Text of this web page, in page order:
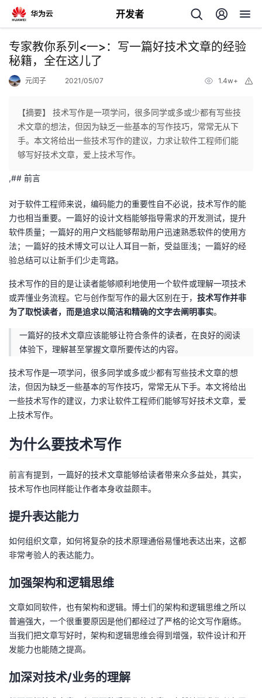
开发者
返
回
个
主
页
的
开
发
者
我
的
博
客
我
的
论
我
的
子
我
直
播
的
活
动
我
的
关
注
我
的
开
学
堂
我
我
的
我
持
我
的
我
专家教你系列<一>：写一篇好技术文章的经验
秘籍，全在这儿了
元闰子 2021/05/07 1.4w+
【摘要】 技术写作是一项学问，很多同学或多或少都有写些技
术文章的想法，但因为缺乏一些基本的写作技巧，常常无从下
手。本文将给出一些技术写作的建议，力求让软件工程师们能
够写好技术文章，爱上技术写作。
,## 前言
对于软件工程师来说，编码能力的重要性自不必说，技术写作的能
力也相当重要。一篇好的设计文档能够指导需求的开发测试，提升
软件质量；一篇好的用户文档能够帮助用户迅速熟悉软件的使用方
法；一篇好的技术博文可以让人耳目一新，受益匪浅；一篇好的经
验总结可以让新手们少走弯路。
技术写作的目的是让读者能够顺利地使用一个软件或理解一项技术
或弄懂业务流程。它与创作型写作的最大区别在于， 技术写作并非
为了取悦读者，而是追求以简洁和精确的文字去阐明事实。
一篇好的技术文章应该能够让符合条件的读者，在良好的阅读
体验下，理解甚至掌握文章所要传达的内容。
技术写作是一项学问，很多同学或多或少都有写些技术文章的想
法，但因为缺乏一些基本的写作技巧，常常无从下手。本文将给出
一些技术写作的建议，力求让软件工程师们能够写好技术文章，爱
上技术写作。
为什么要技术写作
前言有提到，一篇好的技术文章能够给读者带来众多益处，其实，
技术写作也同样能让作者本身收益颇丰。
提升表达能力
如何组织文章，如何将复杂的技术原理通俗易懂地表达出来，这都
非常考验人的表达能力。
加强架构和逻辑思维
文章如同软件，也有架构和逻辑。博士们的架构和逻辑思维之所以
普遍强大，一个很重要原因是他们都经过了严格的论文写作磨练。
当我们把文章写好时，架构和逻辑思维会得到增强，软件设计和开
发能力也能随之提高。
加深对技术/业务的理解